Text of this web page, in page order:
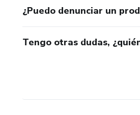
¿Puedo denunciar un
Tengo otras dudas,